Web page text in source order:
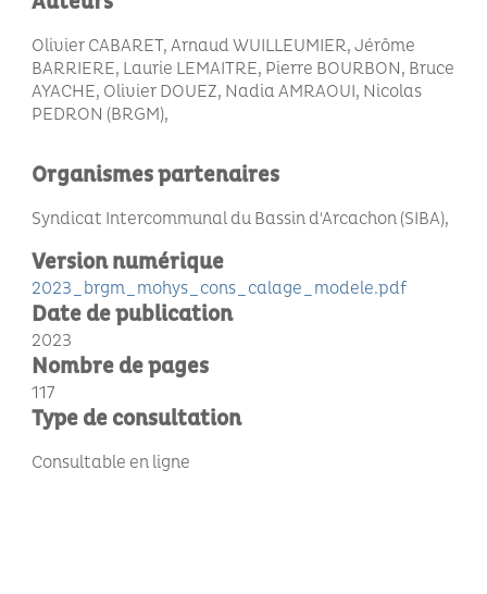
Olivier CABARET, Arnaud WUILLEUMIER, Jérôme
BARRIERE, Laurie LEMAITRE, Pierre BOURBON, Bruce
AYACHE, Olivier DOUEZ, Nadia AMRAOUI, Nicolas
PEDRON (BRGM)
Organismes partenaires
Syndicat Intercommunal du Bassin d'Arcachon (SIBA)
Version numérique
2023_brgm_mohys_cons_calage_modele.pdf
Date de publication
2023
Nombre de pages
117
Type de consultation
Consultable en ligne